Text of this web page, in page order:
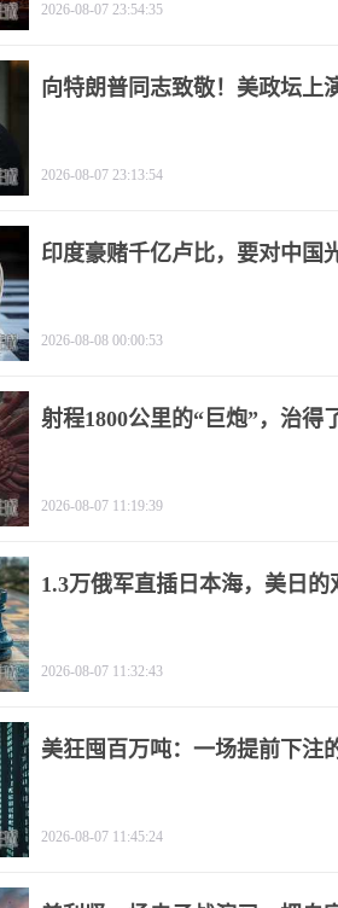
2026-08-07 23:54:35
向特朗普同志致敬！美政坛上
2026-08-07 23:13:54
印度豪赌千亿卢比，要对中国
2026-08-08 00:00:53
射程1800公里的“巨炮”，治得
2026-08-07 11:19:39
1.3万俄军直插日本海，美日的
2026-08-07 11:32:43
美狂囤百万吨：一场提前下注
2026-08-07 11:45:24